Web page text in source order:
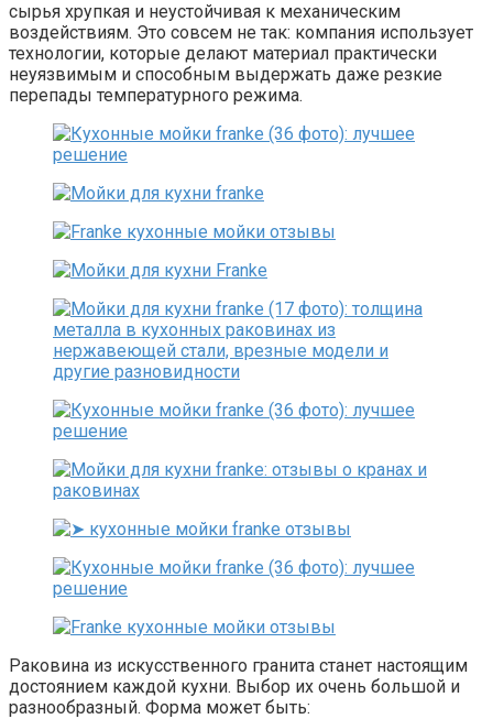
сырья хрупкая и неустойчивая к механическим
воздействиям. Это совсем не так: компания использует
технологии, которые делают материал практически
неуязвимым и способным выдержать даже резкие
перепады температурного режима.
Раковина из искусственного гранита станет настоящим
достоянием каждой кухни. Выбор их очень большой и
разнообразный. Форма может быть: